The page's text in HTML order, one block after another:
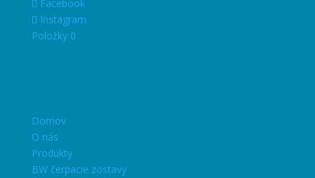
Facebook
Instagram
Položky 0
Domov
O nás
Produkty
BW čerpacie zostavy